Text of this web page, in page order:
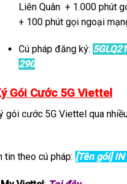
Liên Quân + 1.000 phút
+ 100 phút gọi ngoại
Cú pháp đăng ký:
290
Gói Cước 5G Viettel
gói cước 5G Viettel qua
tin theo cú pháp: [Tên gói]